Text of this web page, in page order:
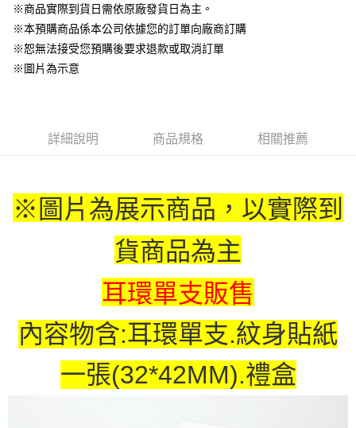
運送方式
全家取貨付款
每筆NT$65，滿NT$1,300(含以上)免運費
(不開放使用，請勿選取）
每筆NT$65，滿NT$1,300(含以上)免運費
每筆NT$65，滿NT$1,300(含以上)免運費
宅配-木棉花樂園專用
宅配-離島(澎湖/金門/馬祖)-木棉花樂園專用
每筆NT$220
黑貓宅配-貨到付款
※商品實際到貨日需依原廠發貨日為主。
※本預購商品係本公司依據您的訂單向廠商訂購
※恕無法接受您預購後要求退款或取消訂單
※圖片為示意
詳細說明 商品規格 相關推薦
※圖片為展示商品，以實際到
貨商品為主
耳環單支販售
內容物含:耳環單支.紋身貼紙
一張(32*42MM).禮盒